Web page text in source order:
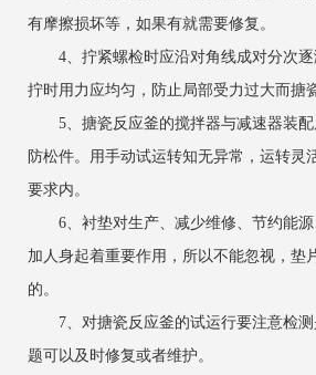
有摩擦损坏等，如果有就需要修复。
4、拧紧螺检时应沿对角线成对分次逐
拧时用力应均匀，防止局部受力过大而搪
5、搪瓷反应釜的搅拌器与减速器装配
防松件。用手动试运转知无异常，运转灵
要求内。
6、衬垫对生产、减少维修、节约能源
加人身起着重要作用，所以不能忽视，垫
的。
7、对搪瓷反应釜的试运行要注意检测
题可以及时修复或者维护。